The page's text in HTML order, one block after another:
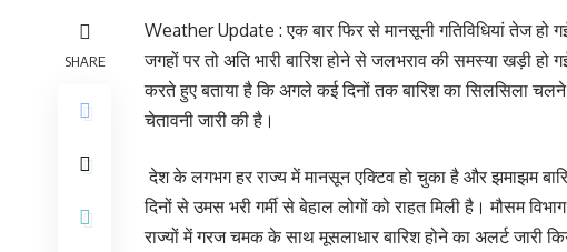
SHARE
Weather Update : एक बार फिर से मानसूनी गतिविधियां तेज हो
जगहों पर तो अति भारी बारिश होने से जलभराव की समस्या खड़ी
करते हुए बताया है कि अगले कई दिनों तक बारिश का सिलसिला
चेतावनी जारी की है।
देश के लगभग हर राज्य में मानसून एक्टिव हो चुका है और झमाझम
दिनों से उमस भरी गर्मी से बेहाल लोगों को राहत मिली है। मौसम
राज्यों में गरज चमक के साथ मूसलाधार बारिश होने का अलर्ट जारी